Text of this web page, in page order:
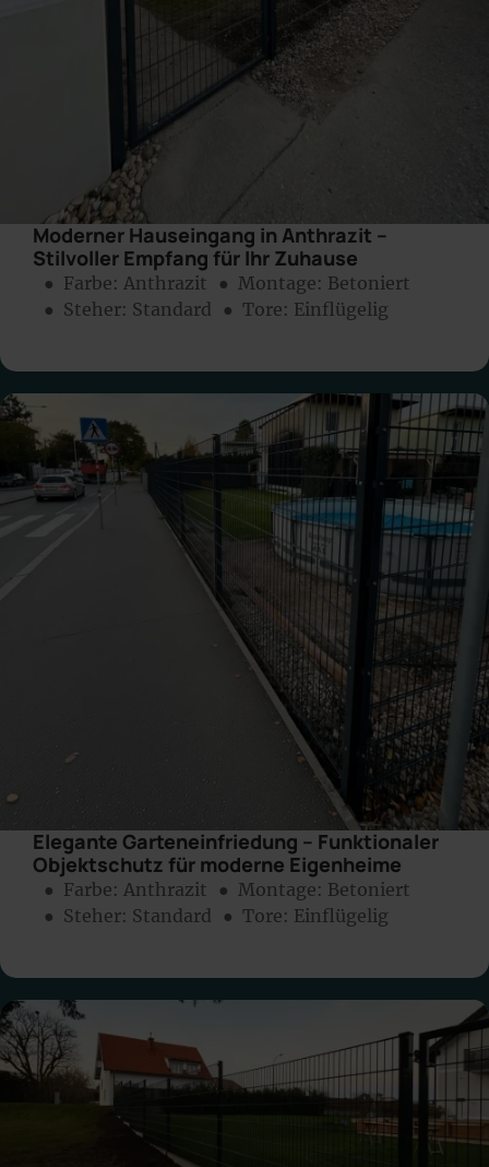
Moderner Hauseingang in Anthrazit –
Stilvoller Empfang für Ihr Zuhause
● Farbe: Anthrazit ● Montage: Betoniert
● Steher: Standard
● Tore: Einflügelig
Elegante Garteneinfriedung – Funktionaler
Objektschutz für moderne Eigenheime
● Farbe: Anthrazit ● Montage: Betoniert
● Steher: Standard
● Tore: Einflügelig